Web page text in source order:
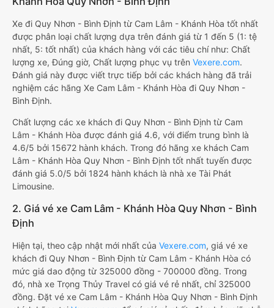
Xe đi Quy Nhơn - Bình Định từ Cam Lâm - Khánh Hòa tốt nhất
được phân loại chất lượng dựa trên đánh giá từ 1 đến 5 (1: tệ
nhất, 5: tốt nhất) của khách hàng với các tiêu chí như: Chất
lượng xe, Đúng giờ, Chất lượng phục vụ trên Vexere.com.
Đánh giá này được viết trực tiếp bởi các khách hàng đã trải
nghiệm các hãng Xe Cam Lâm - Khánh Hòa đi Quy Nhơn -
Bình Định.
Chất lượng các xe khách đi Quy Nhơn - Bình Định từ Cam
Lâm - Khánh Hòa được đánh giá 4.6, với điểm trung bình là
4.6/5 bởi 15672 hành khách. Trong đó hãng xe khách Cam
Lâm - Khánh Hòa Quy Nhơn - Bình Định tốt nhất tuyến được
đánh giá 5.0/5 bởi 1824 hành khách là nhà xe Tài Phát
Limousine.
2. Giá vé xe Cam Lâm - Khánh Hòa Quy Nhơn - Bình
Định
Hiện tại, theo cập nhật mới nhất của Vexere.com, giá vé xe
khách đi Quy Nhơn - Bình Định từ Cam Lâm - Khánh Hòa có
mức giá dao động từ 325000 đồng - 700000 đồng. Trong
đó, nhà xe Trọng Thủy Travel có giá vé rẻ nhất, chỉ 325000
đồng. Đặt vé xe Cam Lâm - Khánh Hòa Quy Nhơn - Bình Định